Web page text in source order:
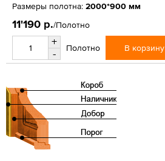
Размеры полотна: 2000*900 мм
11'190 р./Полотно
+
-
Полотно В корзину